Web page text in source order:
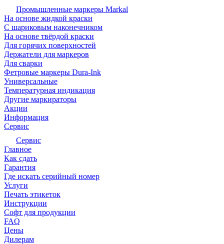
Промышленные маркеры Markal
На основе жидкой краски
С шариковым наконечником
На основе твёрдой краски
Для горячих поверхностей
Держатели для маркеров
Для сварки
Фетровые маркеры Dura-Ink
Универсальные
Температурная индикация
Другие маркираторы
Акции
Информация
Сервис
Сервис
Главное
Как сдать
Гарантия
Где искать серийный номер
Услуги
Печать этикеток
Инструкции
Софт для продукции
FAQ
Цены
Дилерам